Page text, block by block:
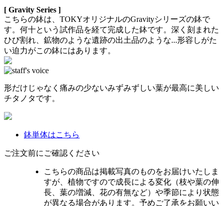
[ Gravity Series ]
こちらの鉢は、TOKYオリジナルのGravityシリーズの鉢で
す。何十という試作品を経て完成した鉢です。深く刻まれた
ひび割れ、鉱物のような遺跡の出土品のような...形容しがた
い迫力がこの鉢にはあります。
形だけじゃなく痛みの少ないみずみずしい葉が最高に美しい
チタノタです。
鉢単体はこちら
ご注文前にご確認ください
こちらの商品は掲載写真のものをお届けいたしま
すが、植物ですので成長による変化（枝や葉の伸
長、葉の増減、花の有無など）や季節により状態
が異なる場合があります。予めご了承をお願いい